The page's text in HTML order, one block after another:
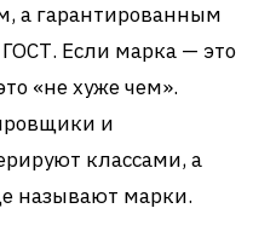
а гарантированным
Если марка — это
«не хуже чем».
и
классами, а
называют марки.